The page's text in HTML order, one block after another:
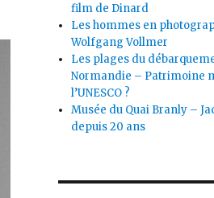
film de Dinard
Les hommes en
Wolfgang Vollmer
Les plages du
Normandie – Patrimoine
l’UNESCO ?
Musée du Quai Branly –
depuis 20 ans